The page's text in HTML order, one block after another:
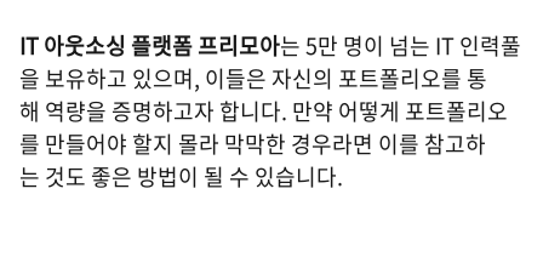
IT 아웃소싱 플랫폼 프리모아는 5만 명이 넘는 IT 인력풀
을 보유하고 있으며, 이들은 자신의 포트폴리오를 통
해 역량을 증명하고자 합니다. 만약 어떻게 포트폴리오
를 만들어야 할지 몰라 막막한 경우라면 이를 참고하
는 것도 좋은 방법이 될 수 있습니다.